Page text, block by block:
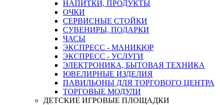
НАПИТКИ, ПРОДУКТЫ
ОЧКИ
СЕРВИСНЫЕ СТОЙКИ
СУВЕНИРЫ, ПОДАРКИ
ЧАСЫ
ЭКСПРЕСС - МАНИКЮР
ЭКСПРЕСС - УСЛУГИ
ЭЛЕКТРОНИКА, БЫТОВАЯ ТЕХНИКА
ЮВЕЛИРНЫЕ ИЗДЕЛИЯ
ПАВИЛЬОНЫ ДЛЯ ТОРГОВОГО ЦЕНТРА
ТОРГОВЫЕ МОДУЛИ
ДЕТСКИЕ ИГРОВЫЕ ПЛОЩАДКИ